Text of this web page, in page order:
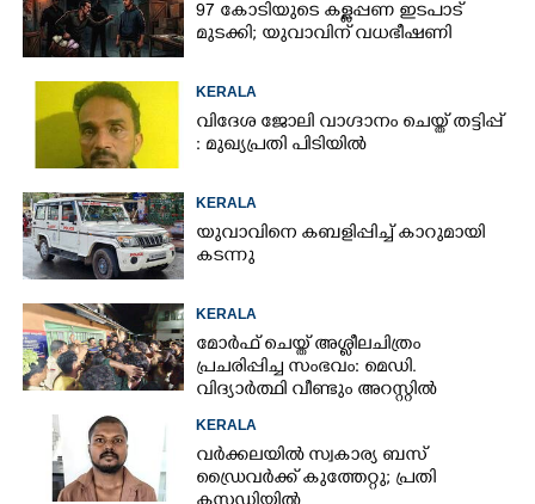
97 കോടിയുടെ കള്ളപ്പണ ഇടപാട്
മുടക്കി; യുവാവിന് വധഭീഷണി
KERALA
വിദേശ ജോലി വാഗ്ദാനം ചെയ്ത് തട്ടിപ്പ്
: മുഖ്യപ്രതി പിടിയിൽ
KERALA
യുവാവിനെ കബളിപ്പിച്ച് കാറുമായി
കടന്നു
KERALA
മോർഫ് ചെയ്ത് അശ്ലീലചിത്രം
പ്രചരിപ്പിച്ച സംഭവം: മെഡി.
വിദ്യാർത്ഥി വീണ്ടും അറസ്റ്റിൽ
KERALA
വർക്കലയിൽ സ്വകാര്യ ബസ്
ഡ്രൈവർക്ക് കുത്തേറ്റു; പ്രതി